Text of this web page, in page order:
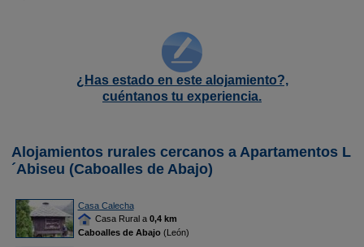
¿Has estado en este alojamiento?,
cuéntanos tu experiencia.
Alojamientos rurales cercanos a Apartamentos L
´Abiseu (Caboalles de Abajo)
Casa Calecha
Casa Rural a 0,4 km
Caboalles de Abajo(León)